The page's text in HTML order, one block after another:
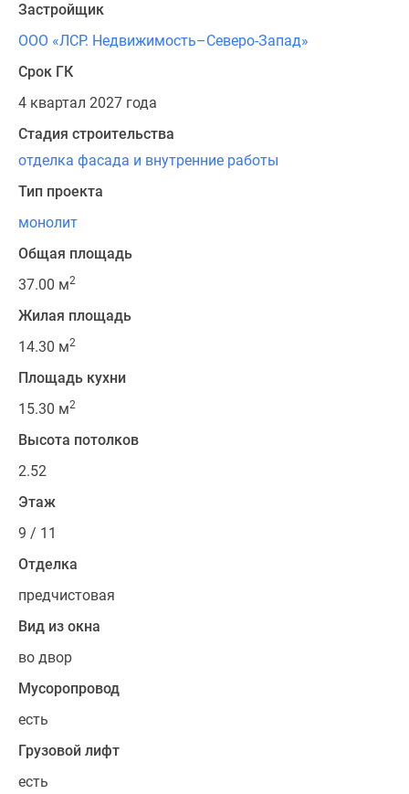
Застройщик
ООО «ЛСР. Недвижимость–Северо-Запад»
Срок ГК
4 квартал 2027 года
Стадия строительства
отделка фасада и внутренние работы
Тип проекта
монолит
Общая площадь
37.00 м2
Жилая площадь
14.30 м2
Площадь кухни
15.30 м2
Высота потолков
2.52
Этаж
9 / 11
Отделка
предчистовая
Вид из окна
во двор
Мусоропровод
есть
Грузовой лифт
есть